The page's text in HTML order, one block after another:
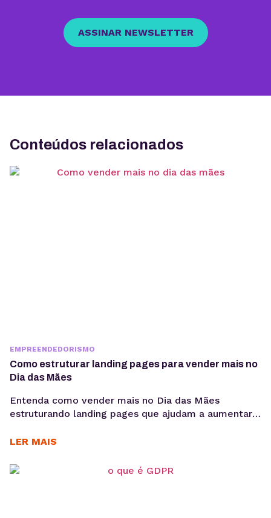
ASSINAR NEWSLETTER
Conteúdos relacionados
EMPREENDEDORISMO
Como estruturar landing pages para vender mais no
Dia das Mães
Entenda como vender mais no Dia das Mães
estruturando landing pages que ajudam a aumentar
sustentar campanhas com apoio de performance e
com maior potencial para campanhas promocionais e
LER MAIS